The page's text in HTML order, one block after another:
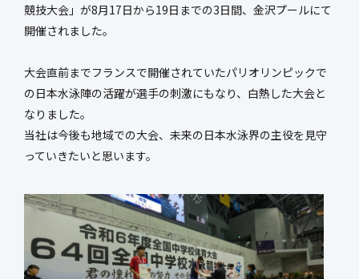
会社概要
営業所一覧
新社屋特設ページ
社会基盤整備事業
防災マネジメント事業
インフラ保全事業
環境調査事業
ハイウェイ事業
競技大会」が8月17日から19日までの3日間、金沢プールにて
開催されました。
大会直前までフランスで開催されていたパリオリンピックで
の日本水泳陣の活躍が選手の刺激にもなり、白熱した大会と
なりました。
当社は今後も地域での大会、未来の日本水泳界の主役を見守
っていきたいと思います。